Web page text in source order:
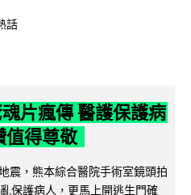
話
片瘋傳 醫護保護病
值得尊敬
震，熊本綜合醫院手術室鏡頭拍
保護病人，更馬上開逃生門確